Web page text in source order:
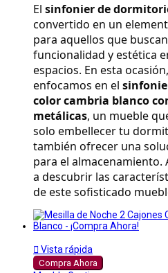
El sinfonier de
convertido en un
para aquellos que
funcionalidad y estética
espacios. En esta
enfocamos en el
color cambria blanco
metálicas, un mueble
solo embellecer tu
también ofrecer una
para el almacenamiento.
a descubrir las
de este sofisticado
 Vista rápida
Compra Ahora